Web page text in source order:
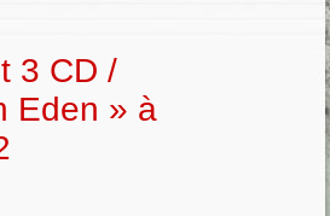
3 CD /
Eden » à